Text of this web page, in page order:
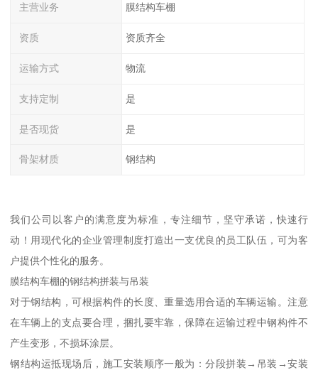
主营业务 膜结构车棚
资质 资质齐全
运输方式 物流
支持定制 是
是否现货 是
骨架材质 钢结构
我们公司以客户的满意度为标准，专注细节，坚守承诺，快速行
动！用现代化的企业管理制度打造出一支优良的员工队伍，可为客
户提供个性化的服务。
膜结构车棚的钢结构拼装与吊装
对于钢结构，可根据构件的长度、重量选用合适的车辆运输。注意
在车辆上的支点要合理，捆扎要牢靠，保障在运输过程中钢构件不
产生变形，不损坏涂层。
钢结构运抵现场后，施工安装顺序一般为：分段拼装→吊装→安装